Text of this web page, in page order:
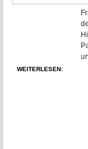
WEITERLESEN: